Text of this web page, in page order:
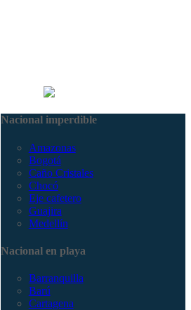
Nacional imperdible
Amazonas
Bogotá
Caño Cristales
Chocó
Eje cafetero
Guajira
Medellín
Nacional en playa
Barranquilla
Barú
Cartagena